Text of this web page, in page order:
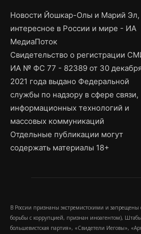
Новости Йошкар-Олы и Марий Эл,
интересное в России и мире - ИА
МедиаПоток
Свидетельство о регистрации
ИА № ФС 77 - 82389 от 30
2021 года выдано Федеральной
службы по надзору в сфере связи,
информационных технологий и
массовых коммуникаций
Отдельные публикации могут
содержать материалы 18+
В России признаны экстремистскими и
борьбы с коррупцией, признан иноагентом),
большевистская партия», «Свидетели Иеговы»,